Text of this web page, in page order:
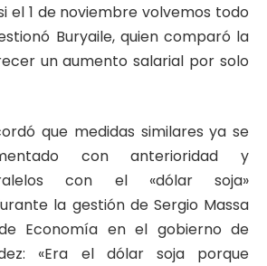
el 1 de noviembre volvemos todo
Buryaile, quien comparó la
un aumento salarial por solo
que medidas similares ya se
con anterioridad y
con el «dólar soja»
la gestión de Sergio Massa
Economía en el gobierno de
«Era el dólar soja porque